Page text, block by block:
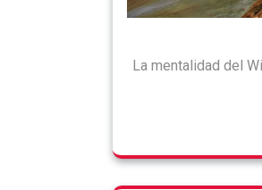
La mentalidad del